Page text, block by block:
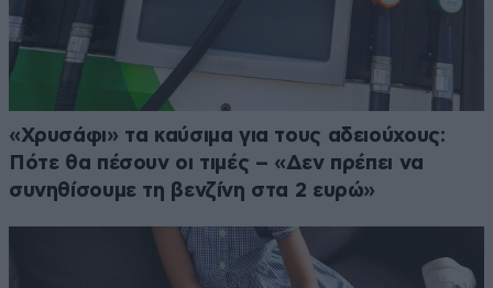
«Χρυσάφι» τα καύσιμα για τους αδειούχους:
Πότε θα πέσουν οι τιμές – «Δεν πρέπει να
συνηθίσουμε τη βενζίνη στα 2 ευρώ»